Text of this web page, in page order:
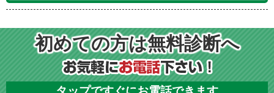
初めての方は無料診断へ